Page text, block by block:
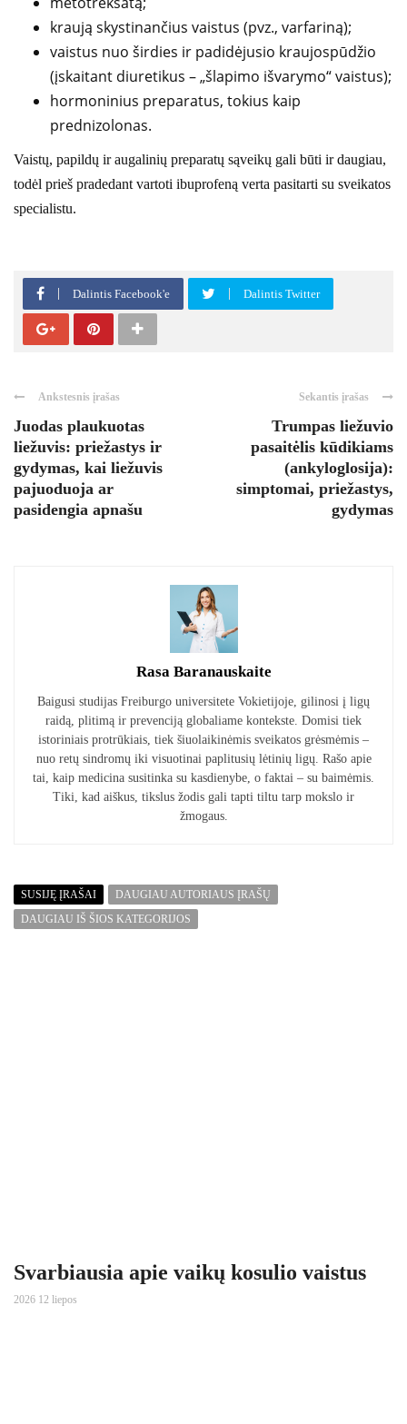
kraują skystinančius vaistus (pvz., varfariną);
vaistus nuo širdies ir padidėjusio kraujospūdžio
(įskaitant diuretikus – „šlapimo išvarymo“ vaistus);
hormoninius preparatus, tokius kaip
prednizolonas.
Vaistų, papildų ir augalinių preparatų sąveikų gali būti ir daugiau,
todėl prieš pradedant vartoti ibuprofeną verta pasitarti su sveikatos
specialistu.
Dalintis Facebook'e Dalintis Twitter
Ankstesnis įrašas
Juodas plaukuotas
liežuvis: priežastys ir
gydymas, kai liežuvis
pajuoduoja ar
pasidengia apnašu
Sekantis įrašas
Trumpas liežuvio
pasaitėlis kūdikiams
(ankyloglosija):
simptomai, priežastys,
gydymas
Rasa Baranauskaite
Baigusi studijas Freiburgo universitete Vokietijoje, gilinosi į ligų
raidą, plitimą ir prevenciją globaliame kontekste. Domisi tiek
istoriniais protrūkiais, tiek šiuolaikinėmis sveikatos grėsmėmis –
nuo retų sindromų iki visuotinai paplitusių lėtinių ligų. Rašo apie
tai, kaip medicina susitinka su kasdienybe, o faktai – su baimėmis.
Tiki, kad aiškus, tikslus žodis gali tapti tiltu tarp mokslo ir
žmogaus.
SUSIJĘ ĮRAŠAI
DAUGIAU AUTORIAUS ĮRAŠŲ
DAUGIAU IŠ ŠIOS KATEGORIJOS
Svarbiausia apie vaikų kosulio vaistus
2026 12 liepos